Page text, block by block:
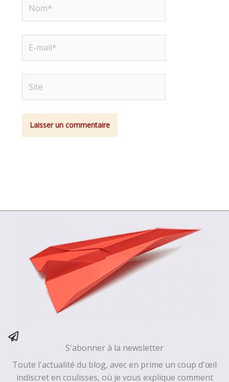
mail*
S'abonner à la newsletter
Toute l'actualité du blog, avec en prime un coup d'œil
indiscret en coulisses, où je vous explique comment